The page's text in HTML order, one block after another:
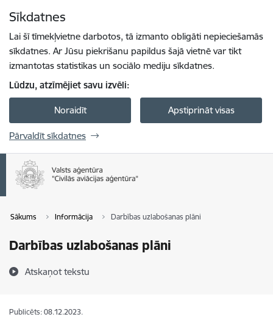
Sīkdatnes
Lai šī tīmekļvietne darbotos, tā izmanto obligāti nepieciešamās
sīkdatnes. Ar Jūsu piekrišanu papildus šajā vietnē var tikt
izmantotas statistikas un sociālo mediju sīkdatnes.
Lūdzu, atzīmējiet savu izvēli:
Noraidīt Apstiprināt visas
Pārvaldīt sīkdatnes
Sākums Informācija Darbības uzlabošanas plāni
Darbības uzlabošanas plāni
Atskaņot tekstu
Publicēts: 08.12.2023.